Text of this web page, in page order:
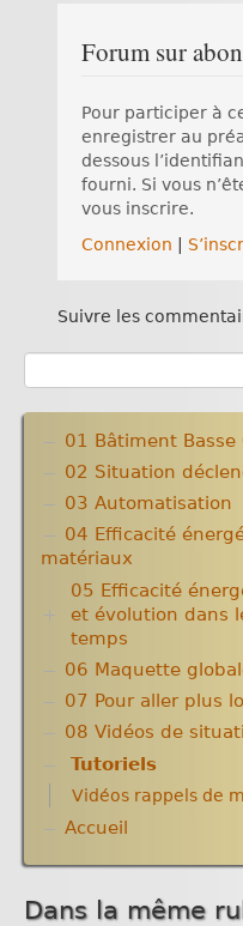
Forum sur
Pour participer à
enregistrer au
dessous
fourni. Si vous
vous inscrire.
Connexion
Suivre les
01 Bâtiment Basse
02 Situation
03 Automatisation
04 Efficacité
matériaux
05 Efficacité
et évolution dans
temps
Amélioration des
Domotiser pour
06 Maquette
07 Pour aller plus
08 Vidéos de
Tutoriels
Vidéos rappels de
Accueil
Dans la même